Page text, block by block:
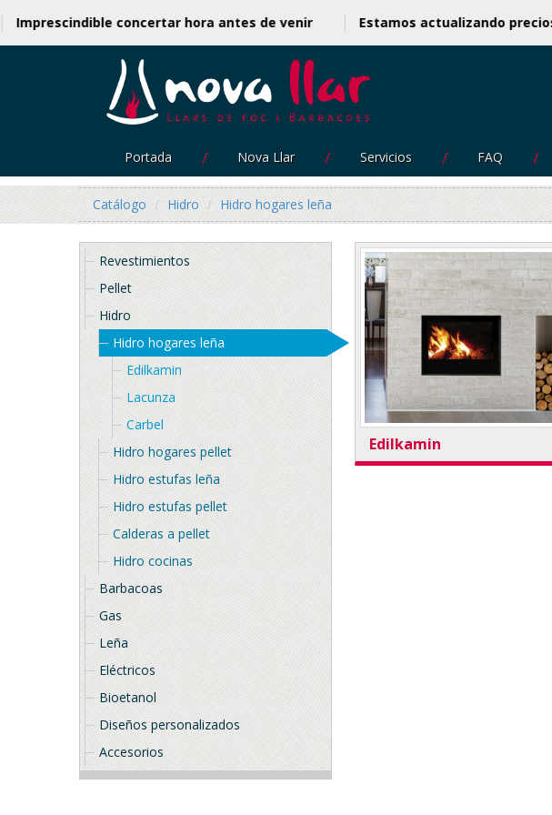
Imprescindible concertar hora antes de venir Estamos actualizando
Portada Nova Llar Servicios FAQ
Catálogo Hidro Hidro hogares leña
Revestimientos
Pellet
Hidro
Hidro hogares leña
Edilkamin
Lacunza
Carbel
Hidro hogares pellet
Hidro estufas leña
Hidro estufas pellet
Calderas a pellet
Hidro cocinas
Barbacoas
Gas
Leña
Eléctricos
Bioetanol
Diseños personalizados
Accesorios
Edilkamin